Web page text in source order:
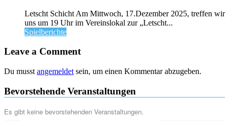
Letscht Schicht Am Mittwoch, 17.Dezember 2025, treffen wir
uns um 19 Uhr im Vereinslokal zur „Letscht...
Spielberichte
Leave a Comment
Du musst angemeldet sein, um einen Kommentar abzugeben.
Bevorstehende Veranstaltungen
Es gibt keine bevorstehenden Veranstaltungen.